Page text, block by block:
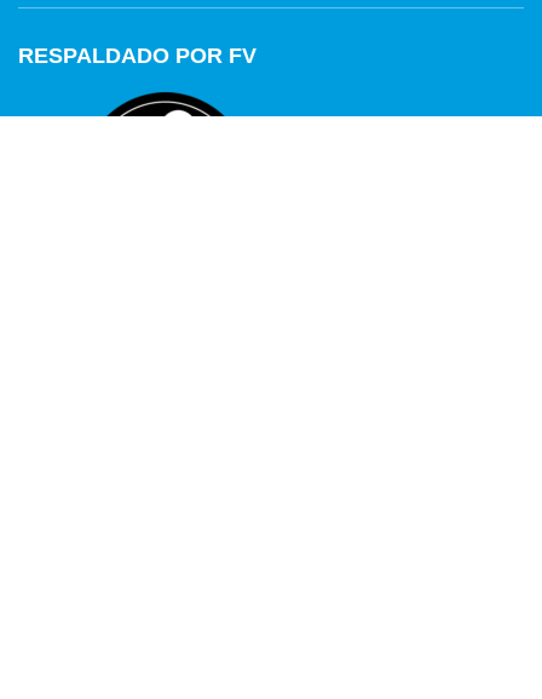
RESPALDADO POR FV